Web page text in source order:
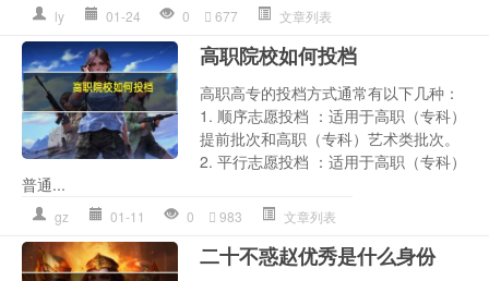
ly 01-24 0 677 文章列表
高职院校如何投档
高职高专的投档方式通常有以下几种：
1. 顺序志愿投档 ：适用于高职（专科）
提前批次和高职（专科）艺术类批次。
2. 平行志愿投档 ：适用于高职（专科）
普通...
gz 01-11 0 983 文章列表
二十不惑赵优秀是什么身份